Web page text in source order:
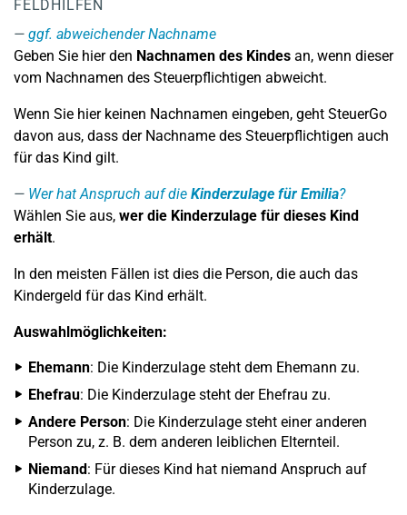
FELDHILFEN
ggf. abweichender Nachname
Geben Sie hier den Nachnamen des Kindes an, wenn dieser
vom Nachnamen des Steuerpflichtigen abweicht.
Wenn Sie hier keinen Nachnamen eingeben, geht SteuerGo
davon aus, dass der Nachname des Steuerpflichtigen auch
für das Kind gilt.
Wer hat Anspruch auf die Kinderzulage für Emilia?
Wählen Sie aus, wer die Kinderzulage für dieses Kind
erhält.
In den meisten Fällen ist dies die Person, die auch das
Kindergeld für das Kind erhält.
Auswahlmöglichkeiten:
Ehemann: Die Kinderzulage steht dem Ehemann zu.
Ehefrau: Die Kinderzulage steht der Ehefrau zu.
Andere Person: Die Kinderzulage steht einer anderen
Person zu, z. B. dem anderen leiblichen Elternteil.
Niemand : Für dieses Kind hat niemand Anspruch auf
Kinderzulage.